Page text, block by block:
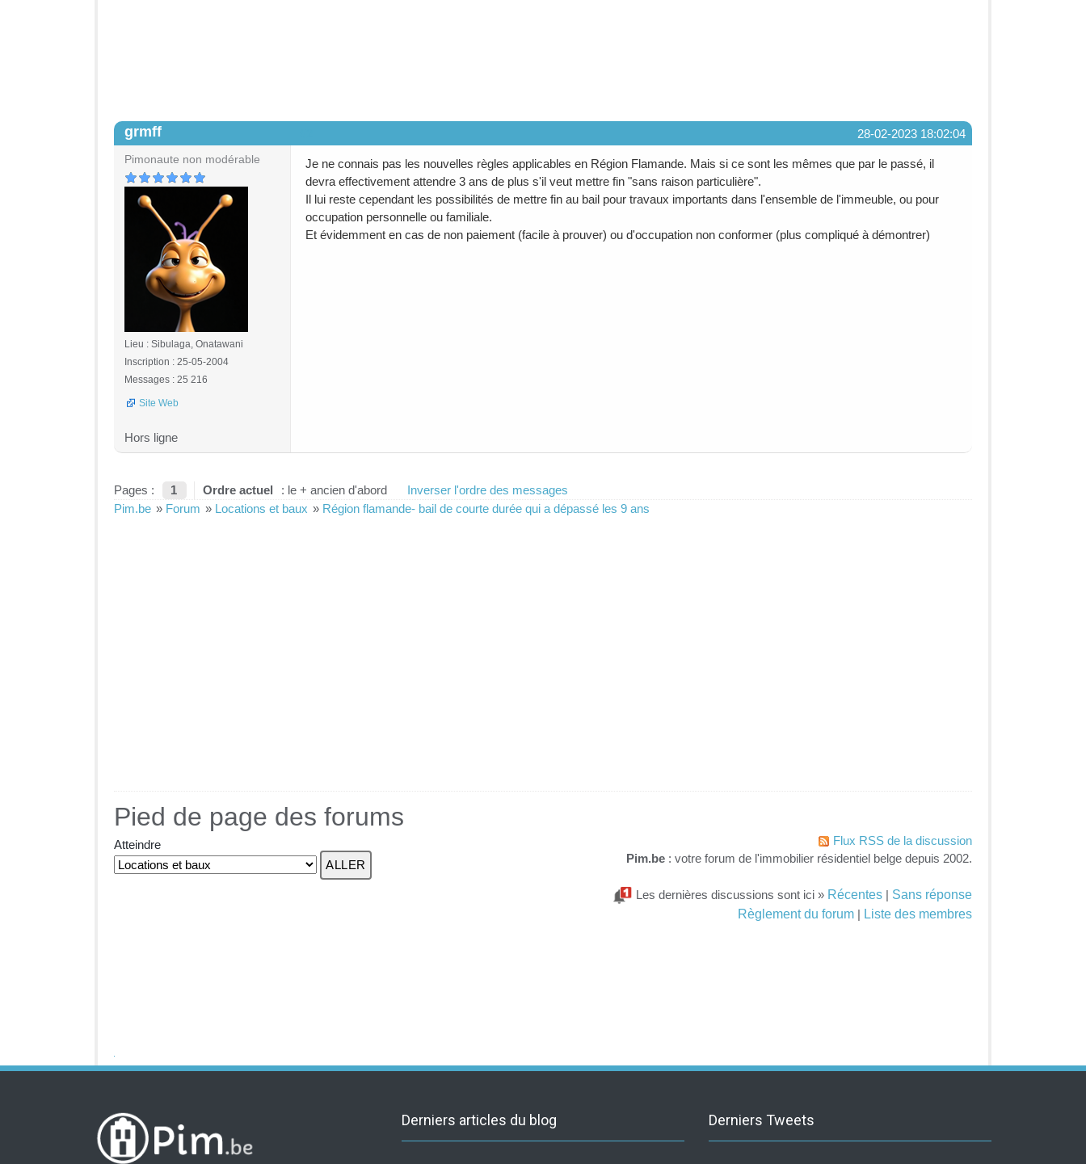
28-02-2023 18:02:04
grmff
Pimonaute non modérable
Lieu : Sibulaga, Onatawani
Inscription : 25-05-2004
Messages : 25 216
Site Web
Je ne connais pas les nouvelles règles applicables en Région Flamande. Mais si ce sont les mêmes que par le passé, il
devra effectivement attendre 3 ans de plus s'il veut mettre fin "sans raison particulière".
Il lui reste cependant les possibilités de mettre fin au bail pour travaux importants dans l'ensemble de l'immeuble, ou pour
occupation personnelle ou familiale.
Et évidemment en cas de non paiement (facile à prouver) ou d'occupation non conformer (plus compliqué à démontrer)
Hors ligne
Pages : 1 Ordre actuel : le + ancien d'abord
Inverser l'ordre des messages
Pim.be » Forum » Locations et baux » Région flamande- bail de courte durée qui a dépassé les 9 ans
Pied de page des forums
Atteindre
Flux RSS de la discussion
Pim.be : votre forum de l'immobilier résidentiel belge depuis 2002.
Les dernières discussions sont ici » Récentes | Sans réponse
Règlement du forum | Liste des membres
Derniers articles du blog Derniers Tweets